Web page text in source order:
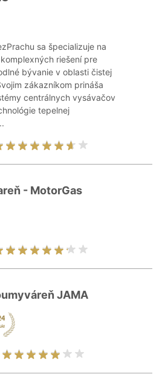
sa špecializuje na
riešení pre
bývanie v oblasti čistej
zákazníkom prináša
centrálnych vysávačov
tepelnej
- MotorGas
JAMA